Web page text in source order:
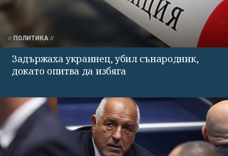
ПОЛИТИКА
Задържаха украинец, убил сънародник,
докато опитва да избяга